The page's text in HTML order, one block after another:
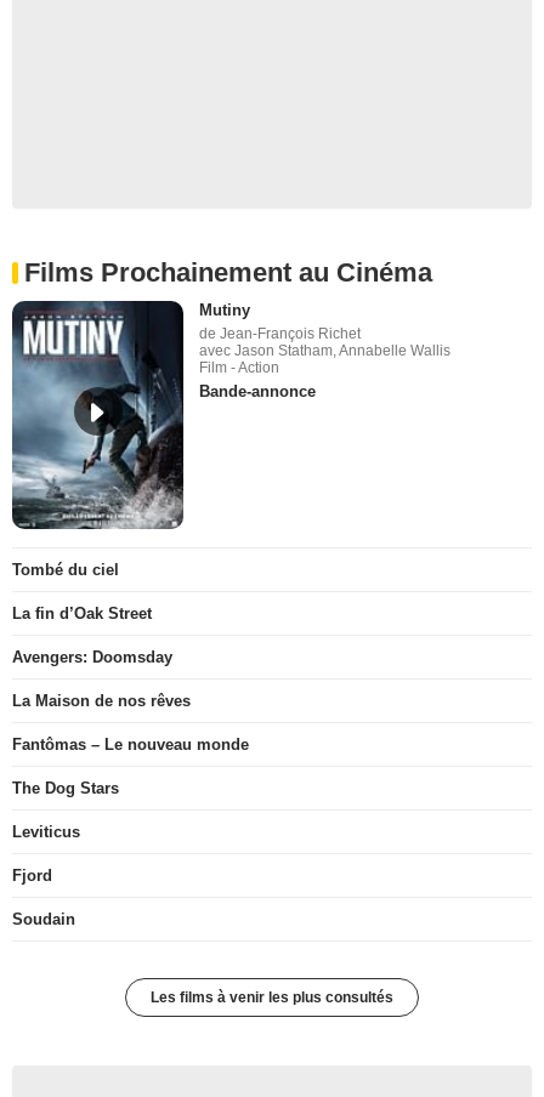
Films Prochainement au Cinéma
Mutiny
de Jean-François Richet
avec Jason Statham, Annabelle Wallis
Film - Action
Bande-annonce
Tombé du ciel
La fin d’Oak Street
Avengers: Doomsday
La Maison de nos rêves
Fantômas – Le nouveau monde
The Dog Stars
Leviticus
Fjord
Soudain
Les films à venir les plus consultés